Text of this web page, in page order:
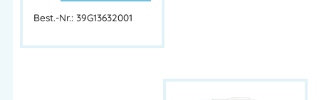
lebensmittelzugelassen
Best.-Nr.: 39G13632001